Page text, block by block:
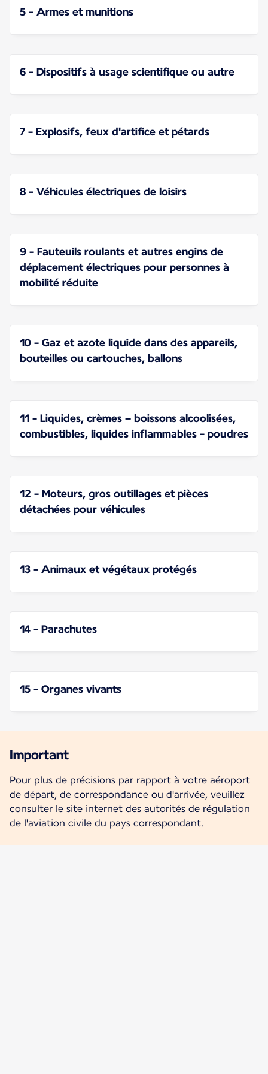
5 - Armes et munitions
6 - Dispositifs à usage scientifique ou autre
7 - Explosifs, feux d'artifice et pétards
8 - Véhicules électriques de loisirs
9 - Fauteuils roulants et autres engins de
déplacement électriques pour personnes à
mobilité réduite
10 - Gaz et azote liquide dans des appareils,
bouteilles ou cartouches, ballons
11 - Liquides, crèmes – boissons alcoolisées,
combustibles, liquides inflammables - poudres
12 - Moteurs, gros outillages et pièces
détachées pour véhicules
13 - Animaux et végétaux protégés
14 - Parachutes
15 - Organes vivants
Important
Pour plus de précisions par rapport à votre aéroport
de départ, de correspondance ou d'arrivée, veuillez
consulter le site internet des autorités de régulation
de l'aviation civile du pays correspondant.